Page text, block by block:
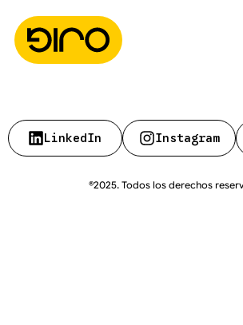
®2025. Todos los derechos
LinkedIn Instagram